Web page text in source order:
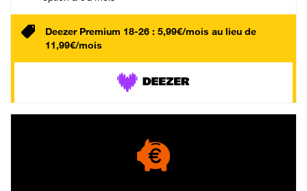
Deezer Premium 18-26 : 5,99€/mois au lieu de
11,99€/mois